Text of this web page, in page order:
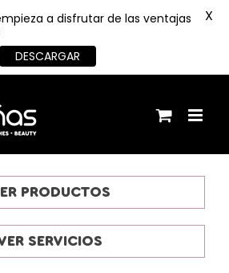
PRODUCTOS
SERVICIOS
a disfrutar de las ventajas
DESCARGAR
X